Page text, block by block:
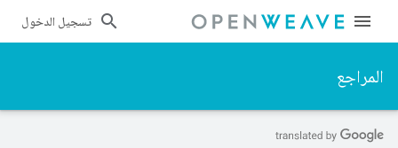
تسجيل الدخول
المراجع